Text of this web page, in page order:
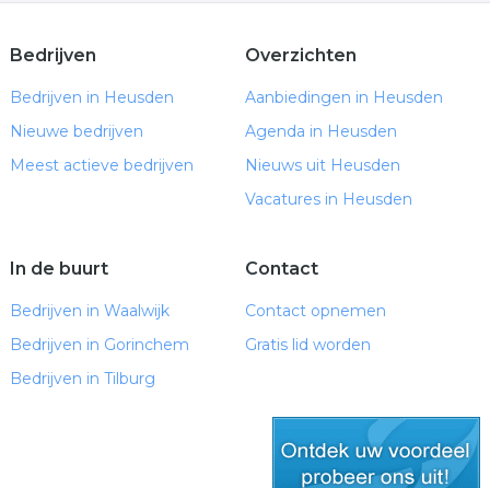
Bedrijven
Bedrijven in Heusden
Nieuwe bedrijven
Meest actieve bedrijven
Overzichten
Aanbiedingen in Heusden
Agenda in Heusden
Nieuws uit Heusden
Vacatures in Heusden
In de buurt
Bedrijven in Waalwijk
Bedrijven in Gorinchem
Bedrijven in Tilburg
Contact
Contact opnemen
Gratis lid worden